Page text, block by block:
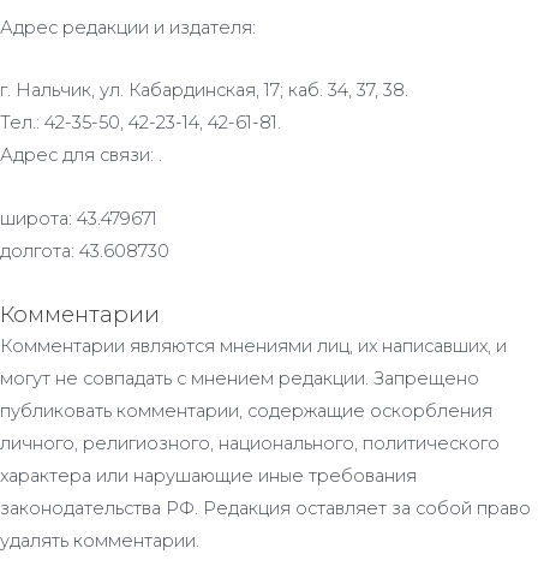
Адрес редакции и издателя:
г. Нальчик, ул. Кабардинская, 17; каб. 34, 37, 38.
Тел.: 42-35-50, 42-23-14, 42-61-81.
Адрес для связи: .
широта: 43.479671
долгота: 43.608730
Комментарии
Комментарии являются мнениями лиц, их написавших, и
могут не совпадать с мнением редакции. Запрещено
публиковать комментарии, содержащие оскорбления
личного, религиозного, национального, политического
характера или нарушающие иные требования
законодательства РФ. Редакция оставляет за собой право
удалять комментарии.